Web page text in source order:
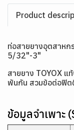
Product
ท่อสายยางอุตสาหก
5/32"-3"
สายยาง TOYOX
พันกัน สวมข้อต่อฟิต
ข้อมูลจำเพาะ